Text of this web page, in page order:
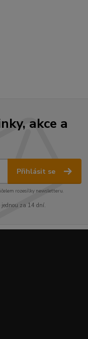
akce a
Přihlásit se
rozesílky newsletteru.
za 14 dní.